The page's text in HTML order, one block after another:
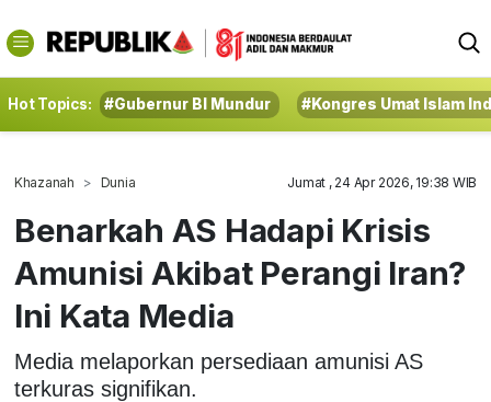
Hot Topics: #Gubernur BI Mundur #Kongres Umat Islam
Khazanah Dunia Jumat , 24 Apr 2026, 19:38 WIB
Benarkah AS Hadapi Krisis
Amunisi Akibat Perangi Iran?
Ini Kata Media
Media melaporkan persediaan amunisi AS
terkuras signifikan.